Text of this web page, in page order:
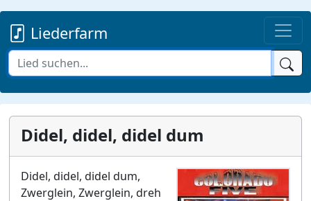
Liederfarm
Didel, didel, didel dum
Didel, didel, didel dum,
Zwerglein, Zwerglein, dreh